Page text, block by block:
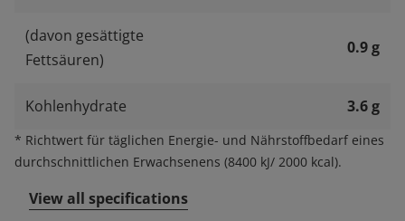
(davon gesättigte
Fettsäuren)
0.9 g
Kohlenhydrate 3.6 g
* Richtwert für täglichen Energie- und Nährstoffbedarf eines
durchschnittlichen Erwachsenens (8400 kJ/ 2000 kcal).
View all specifications